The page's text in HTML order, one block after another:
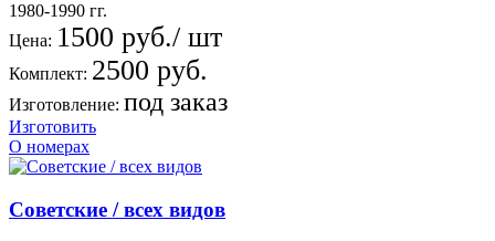
1980-1990 гг.
Цена: 1500 руб./ шт
Комплект: 2500 руб.
Изготовление: под заказ
Изготовить
О номерах
Советские / всех видов